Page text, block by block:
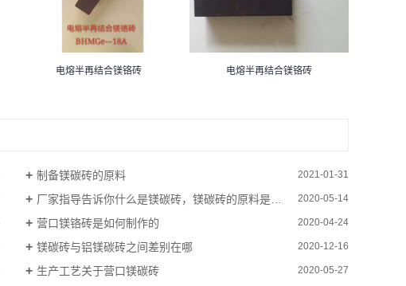
电熔半再结合镁铬砖 电熔半再结合镁铬砖
制备镁碳砖的原料 2021-01-31
厂家指导告诉你什么是镁碳砖，镁碳砖的原料是什么？ 2020-05-14
营口镁铬砖是如何制作的 2020-04-24
镁碳砖与铝镁碳砖之间差别在哪 2020-12-16
生产工艺关于营口镁碳砖 2020-05-27